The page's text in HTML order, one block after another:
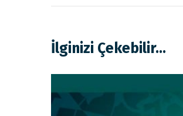
İlginizi Çekebilir...